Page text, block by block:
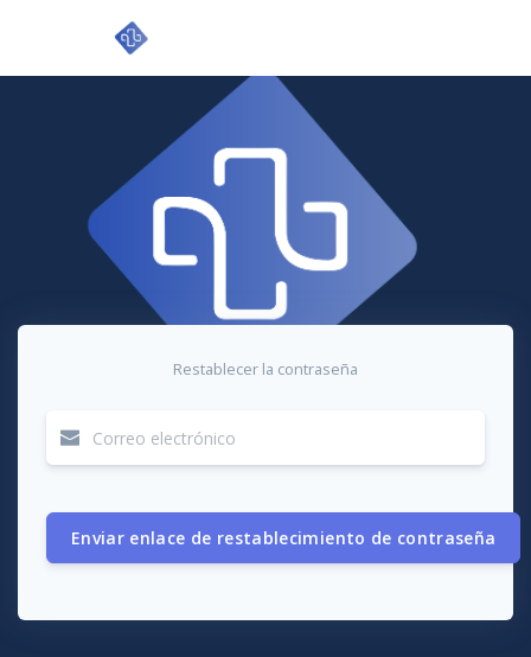
Restablecer la contraseña
Enviar enlace de restablecimiento de contraseña